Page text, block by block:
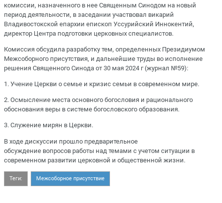
комиссии, назначенного в нее Священным Синодом на новый
период деятельности, в заседании участвовал викарий
Владивостокской епархии епископ Уссурийский Иннокентий,
директор Центра подготовки церковных специалистов.
Комиссия обсудила разработку тем, определенных Президиумом
Межсоборного присутствия, и дальнейшие труды во исполнение
решения Священного Синода от 30 мая 2024 г (журнал №59):
1. Учение Церкви о семье и кризис семьи в современном мире.
2. Осмысление места основного богословия и рационального
обоснования веры в системе богословского образования.
3. Служение мирян в Церкви.
В ходе дискуссии прошло предварительное
обсуждение вопросов работы над темами с учетом ситуации в
современном развитии церковной и общественной жизни.
Теги: Межсоборное присутствие